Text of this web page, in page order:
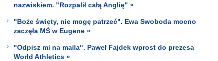
nazwiskiem. "Rozpalił całą Anglię" »
"Boże święty, nie mogę patrzeć". Ewa Swoboda mocno
zaczęła MŚ w Eugene »
"Odpisz mi na maila". Paweł Fajdek wprost do prezesa
World Athletics »